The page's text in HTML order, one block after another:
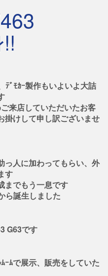
ﾞﾓｶｰ製作もいよいよ大詰
来店していただいたお客
掛けして申し訳ございませ
っ人に加わってもらい、外
す
までもう一息です
ら誕生しました
G63です
ｰﾑで展示、販売をしていた